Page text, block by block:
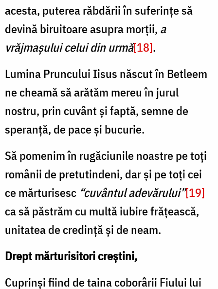
acesta, puterea răbdării în suferințe să
devină biruitoare asupra morții, a
vrăjmașului celui din urmă[18].
Lumina Pruncului Iisus născut în Betleem
ne cheamă să arătăm mereu în jurul
nostru, prin cuvânt și faptă, semne de
speranță, de pace și bucurie.
Să pomenim în rugăciunile noastre pe toți
românii de pretutindeni, dar și pe toți cei
ce mărturisesc “cuvântul adevărului”[19]
ca să păstrăm cu multă iubire frățească,
unitatea de credință și de neam.
Drept mărturisitori creștini,
Cuprinși fiind de taina coborârii Fiului lui